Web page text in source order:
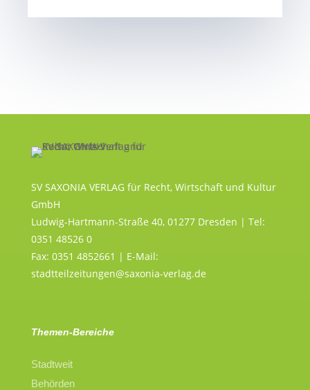
SV SAXONIA VERLAG für Recht, Wirtschaft und Kultur
GmbH
Ludwig-Hartmann-Straße 40, 01277 Dresden | Tel:
0351 48526 0
Fax: 0351 4852661 | E-Mail:
stadtteilzeitungen@saxonia-verlag.de
Themen-Bereiche
Stadtweit
Behörden